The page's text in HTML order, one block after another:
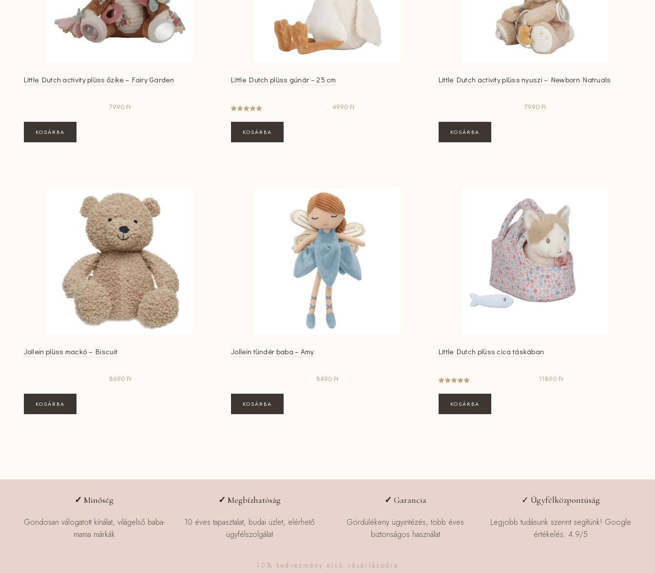
Little Dutch activity plüss őzike – Fairy Garden
7990 Ft
KOSÁRBA
Little Dutch plüss gúnár – 25 cm
4990 Ft
KOSÁRBA
Little Dutch activity plüss nyuszi – Newborn Natruals
7990 Ft
KOSÁRBA
Jollein plüss mackó – Biscuit
8690 Ft
KOSÁRBA
Jollein tündér baba – Amy
8490 Ft
KOSÁRBA
Little Dutch plüss cica táskában
11890 Ft
KOSÁRBA
✓Minőség
Gondosan válogatott kínálat, világelső baba-
mama márkák
✓Megbízhatóság
10 éves tapasztalat, budai üzlet, elérhető
ügyfélszolgálat
✓ Garancia
Gördülékeny ügyintézés, több éves
biztonságos használat
✓ Ügyfélközpontúság
Legjobb tudásunk szerint segítünk! Google
értékelés: 4.9/5
10% kedvezmény első vásárlásodra